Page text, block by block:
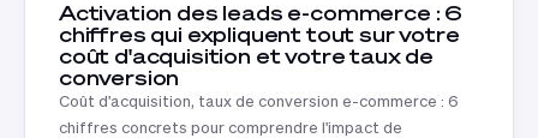
Activation des leads e-commerce : 6
chiffres qui expliquent tout sur votre
coût d'acquisition et votre taux de
conversion
Coût d'acquisition, taux de conversion e-commerce : 6
chiffres concrets pour comprendre l'impact de